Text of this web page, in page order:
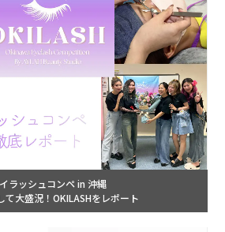
ラッシュコンペ in 沖縄
て大盛況！OKILASHをレポート